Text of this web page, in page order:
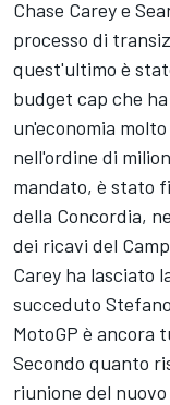
Chase Carey e
processo di
quest'ultimo è
budget cap che
un'economia
nell'ordine di
mandato, è stato
della Concordia,
dei ricavi del
Carey ha lasciato
succeduto
MotoGP è ancora
Secondo quanto
riunione del